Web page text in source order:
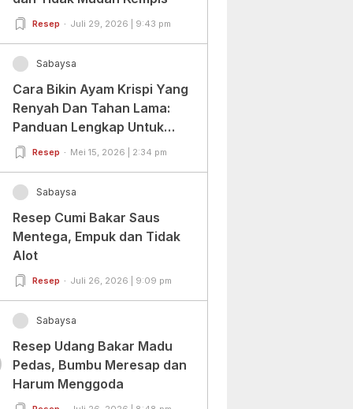
Resep Juli 29, 2026 | 9:43 pm
Sabaysa
Cara Bikin Ayam Krispi Yang
Renyah Dan Tahan Lama:
Panduan Lengkap Untuk
Pemula Dan Profesional
Resep Mei 15, 2026 | 2:34 pm
Sabaysa
Resep Cumi Bakar Saus
Mentega, Empuk dan Tidak
Alot
Resep Juli 26, 2026 | 9:09 pm
Sabaysa
Resep Udang Bakar Madu
Pedas, Bumbu Meresap dan
Harum Menggoda